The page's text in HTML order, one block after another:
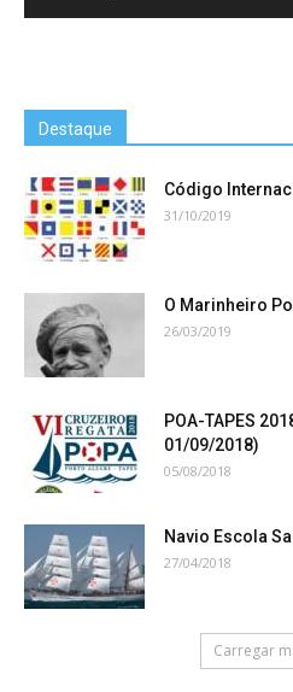
Destaque
Código
31/10/2019
O Marinheiro
26/03/2019
POA-TAPES
01/09/2018)
05/08/2018
Navio Escola
27/04/2018
Carregar